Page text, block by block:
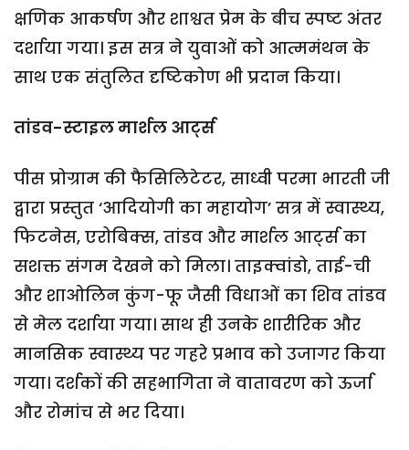
क्षणिक आकर्षण और शाश्वत प्रेम के बीच स्पष्ट अंतर
दर्शाया गया। इस सत्र ने युवाओं को आत्ममंथन के
साथ एक संतुलित दृष्टिकोण भी प्रदान किया।
तांडव-स्टाइल मार्शल आर्ट्स
पीस प्रोग्राम की फैसिलिटेटर, साध्वी परमा भारती जी
द्वारा प्रस्तुत ‘आदियोगी का महायोग’ सत्र में स्वास्थ्य,
फिटनेस, एरोबिक्स, तांडव और मार्शल आर्ट्स का
सशक्त संगम देखने को मिला। ताइक्वांडो, ताई-ची
और शाओलिन कुंग-फू जैसी विधाओं का शिव तांडव
से मेल दर्शाया गया। साथ ही उनके शारीरिक और
मानसिक स्वास्थ्य पर गहरे प्रभाव को उजागर किया
गया। दर्शकों की सहभागिता ने वातावरण को ऊर्जा
और रोमांच से भर दिया।